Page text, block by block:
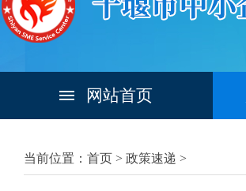
网站首页
当前位置：首页 > 政策速递 >